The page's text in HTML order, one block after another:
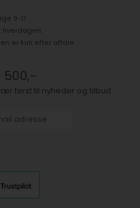
9-17.
er kun efter aftale.
500,-
først til nyheder og tilbud